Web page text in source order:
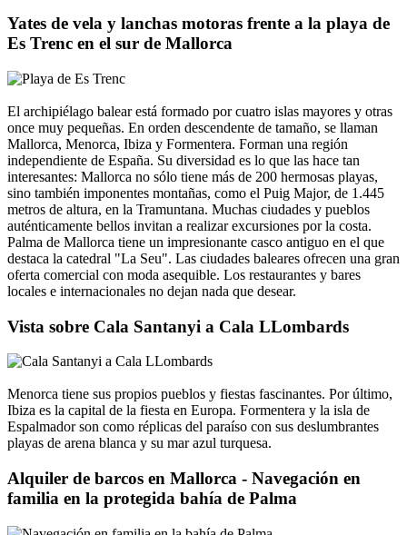
Yates de vela y lanchas motoras frente a la playa de
Es Trenc en el sur de Mallorca
El archipiélago balear está formado por cuatro islas mayores y otras
once muy pequeñas. En orden descendente de tamaño, se llaman
Mallorca, Menorca, Ibiza y Formentera. Forman una región
independiente de España. Su diversidad es lo que las hace tan
interesantes: Mallorca no sólo tiene más de 200 hermosas playas,
sino también imponentes montañas, como el Puig Major, de 1.445
metros de altura, en la Tramuntana. Muchas ciudades y pueblos
auténticamente bellos invitan a realizar excursiones por la costa.
Palma de Mallorca tiene un impresionante casco antiguo en el que
destaca la catedral "La Seu". Las ciudades baleares ofrecen una gran
oferta comercial con moda asequible. Los restaurantes y bares
locales e internacionales no dejan nada que desear.
Vista sobre Cala Santanyi a Cala LLombards
Menorca tiene sus propios pueblos y fiestas fascinantes. Por último,
Ibiza es la capital de la fiesta en Europa. Formentera y la isla de
Espalmador son como réplicas del paraíso con sus deslumbrantes
playas de arena blanca y su mar azul turquesa.
Alquiler de barcos en Mallorca - Navegación en
familia en la protegida bahía de Palma